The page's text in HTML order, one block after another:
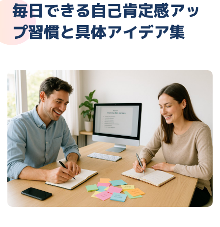
毎日できる自己肯定感アッ
プ習慣と具体アイデア集